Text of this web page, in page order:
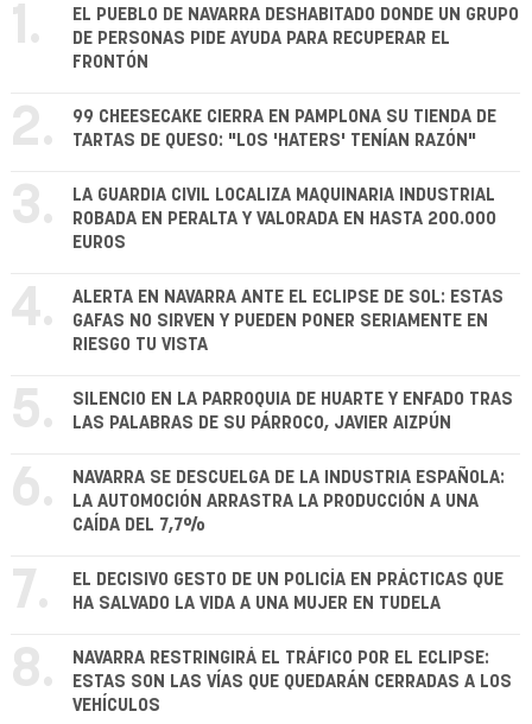
1.
EL PUEBLO DE NAVARRA DESHABITADO DONDE UN GRUPO
DE PERSONAS PIDE AYUDA PARA RECUPERAR EL
FRONTÓN
2.
99 CHEESECAKE CIERRA EN PAMPLONA SU TIENDA DE
TARTAS DE QUESO: "LOS 'HATERS' TENÍAN RAZÓN"
3.
LA GUARDIA CIVIL LOCALIZA MAQUINARIA INDUSTRIAL
ROBADA EN PERALTA Y VALORADA EN HASTA 200.000
EUROS
4.
ALERTA EN NAVARRA ANTE EL ECLIPSE DE SOL: ESTAS
GAFAS NO SIRVEN Y PUEDEN PONER SERIAMENTE EN
RIESGO TU VISTA
5.
SILENCIO EN LA PARROQUIA DE HUARTE Y ENFADO TRAS
LAS PALABRAS DE SU PÁRROCO, JAVIER AIZPÚN
6.
NAVARRA SE DESCUELGA DE LA INDUSTRIA ESPAÑOLA:
LA AUTOMOCIÓN ARRASTRA LA PRODUCCIÓN A UNA
CAÍDA DEL 7,7%
7.
EL DECISIVO GESTO DE UN POLICÍA EN PRÁCTICAS QUE
HA SALVADO LA VIDA A UNA MUJER EN TUDELA
8.
NAVARRA RESTRINGIRÁ EL TRÁFICO POR EL ECLIPSE:
ESTAS SON LAS VÍAS QUE QUEDARÁN CERRADAS A LOS
VEHÍCULOS